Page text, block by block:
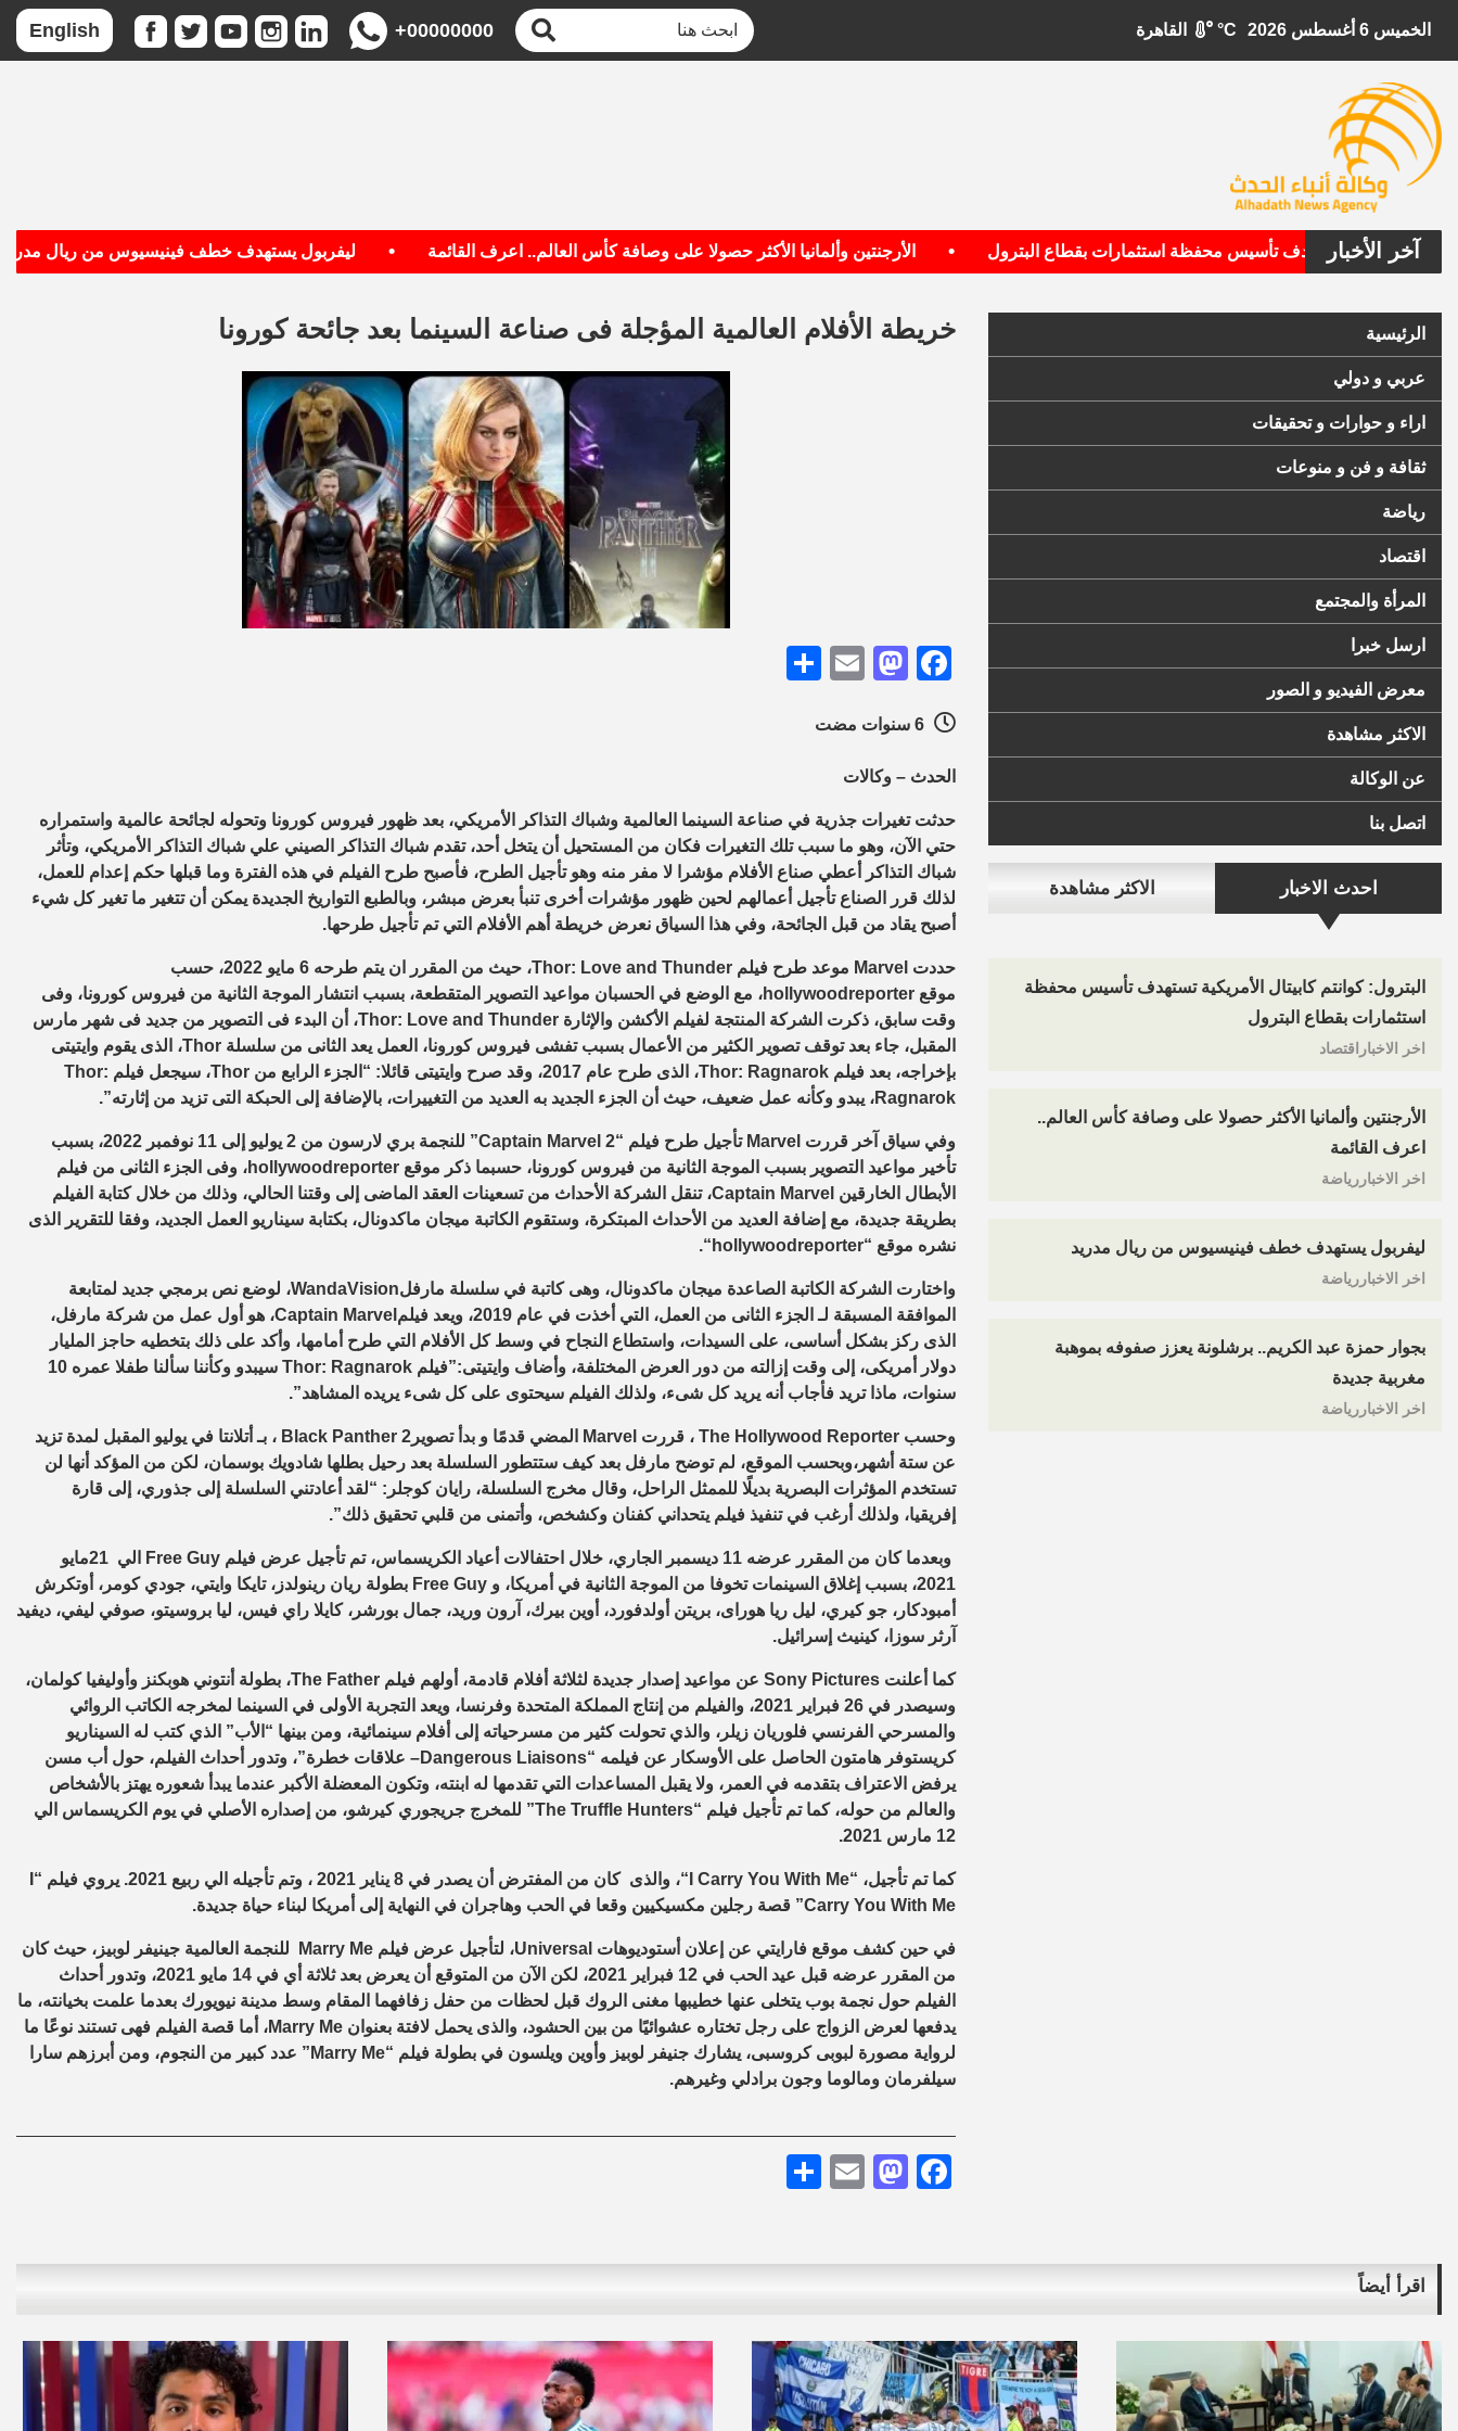
الخميس 6 أغسطس 2026 °C
+00000000
English
آخر الأخبار
الأمريكية تستهدف تأسيس محفظة استثمارات بقطاع البترول • الأرجنتين وألمانيا الأكثر حصولا على وصافة كأس العالم.. اعرف القائمة • ليفربول يستهدف خطف فينيسيوس من ريال مدريد
الرئيسية
عربي و دولي
اراء و حوارات و تحقيقات
ثقافة و فن و منوعات
رياضة
اقتصاد
المرأة والمجتمع
ارسل خبرا
معرض الفيديو و الصور
الاكثر مشاهدة
عن الوكالة
اتصل بنا
احدث الاخبار الاكثر مشاهدة
البترول: كوانتم كابيتال الأمريكية تستهدف تأسيس محفظة
استثمارات بقطاع البترول
اخر الاخباراقتصاد
الأرجنتين وألمانيا الأكثر حصولا على وصافة كأس العالم..
اعرف القائمة
اخر الاخباررياضة
ليفربول يستهدف خطف فينيسيوس من ريال مدريد
اخر الاخباررياضة
بجوار حمزة عبد الكريم.. برشلونة يعزز صفوفه بموهبة
مغربية جديدة
اخر الاخباررياضة
خريطة الأفلام العالمية المؤجلة فى صناعة السينما بعد جائحة كورونا
Facebook
Mastodon
Email
الحدث – وكالات
حدثت تغيرات جذرية في صناعة السينما العالمية وشباك التذاكر الأمريكي، بعد ظهور فيروس كورونا وتحوله لجائحة عالمية واستمراره
حتي الآن، وهو ما سبب تلك التغيرات فكان من المستحيل أن يتخل أحد، تقدم شباك التذاكر الصيني علي شباك التذاكر الأمريكي، وتأثر
شباك التذاكر أعطي صناع الأفلام مؤشرا لا مفر منه وهو تأجيل الطرح، فأصبح طرح الفيلم في هذه الفترة وما قبلها حكم إعدام للعمل،
لذلك قرر الصناع تأجيل أعمالهم لحين ظهور مؤشرات أخرى تنبأ بعرض مبشر، وبالطبع التواريخ الجديدة يمكن أن تتغير ما تغير كل شيء
أصبح يقاد من قبل الجائحة، وفي هذا السياق نعرض خريطة أهم الأفلام التي تم تأجيل طرحها.
حددت Marvel موعد طرح فيلم Thor: Love and Thunder
، حيث من المقرر ان يتم طرحه 6 مايو 2022، حسب
موقع hollywoodreporter، مع الوضع في الحسبان مواعيد التصوير المتقطعة، بسبب انتشار الموجة الثانية من فيروس كورونا، وفى
وقت سابق، ذكرت الشركة المنتجة لفيلم الأكشن والإثارة Thor: Love and Thunder، أن البدء فى التصوير من جديد فى شهر مارس
المقبل، جاء بعد توقف تصوير الكثير من الأعمال بسبب تفشى فيروس كورونا، العمل يعد الثانى من سلسلة Thor، الذى يقوم وايتيتى
بإخراجه، بعد فيلم Thor: Ragnarok، الذى طرح عام 2017، وقد صرح وايتيتى قائلا: “الجزء الرابع من Thor، سيجعل فيلم Thor:
Ragnarok، يبدو وكأنه عمل ضعيف، حيث أن الجزء الجديد به العديد من التغييرات، بالإضافة إلى الحبكة التى تزيد من إثارته”.
وفي سياق آخر قررت Marvel تأجيل طرح فيلم “Captain Marvel 2
” للنجمة بري لارسون من 2 يوليو إلى 11 نوفمبر 2022، بسبب
تأخير مواعيد التصوير بسبب الموجة الثانية من فيروس كورونا، حسبما ذكر موقع hollywoodreporter، وفى الجزء الثانى من فيلم
الأبطال الخارقين Captain Marvel، تنقل الشركة الأحداث من تسعينات العقد الماضى إلى وقتنا الحالي، وذلك من خلال كتابة الفيلم
بطريقة جديدة، مع إضافة العديد من الأحداث المبتكرة، وستقوم الكاتبة ميجان ماكدونال، بكتابة سيناريو العمل الجديد، وفقا للتقرير الذى
نشره موقع “hollywoodreporter
“.
واختارت الشركة الكاتبة الصاعدة ميجان ماكدونال، وهى كاتبة في سلسلة مارفلWandaVision، لوضع نص برمجي جديد لمتابعة
الموافقة المسبقة لـ الجزء الثانى من العمل، التي أخذت في عام 2019، ويعد فيلم
Captain Marvel، هو أول عمل من شركة مارفل،
الذى ركز بشكل أساسى، على السيدات، واستطاع النجاح في وسط كل الأفلام التي طرح أمامها، وأكد على ذلك بتخطيه حاجز المليار
دولار أمريكى، إلى وقت إزالته من دور العرض المختلفة، وأضاف وايتيتى:”فيلم Thor: Ragnarok
سيبدو وكأننا سألنا طفلا عمره 10
سنوات، ماذا تريد فأجاب أنه يريد كل شىء، ولذلك الفيلم سيحتوى على كل شىء يريده المشاهد”.
وحسب The Hollywood Reporter ، قررت Marvel المضي قدمًا و بدأ تصوير Black Panther 2 ، بـ أتلانتا في يوليو المقبل لمدة تزيد
عن ستة أشهر،وبحسب الموقع، لم توضح مارفل بعد كيف ستتطور السلسلة بعد رحيل بطلها شادويك بوسمان، لكن من المؤكد أنها لن
تستخدم المؤثرات البصرية بديلًا للممثل الراحل، وقال مخرج السلسلة، رايان كوجلر: “لقد أعادتني السلسلة إلى جذوري، إلى قارة
إفريقيا، ولذلك أرغب في تنفيذ فيلم يتحداني كفنان وكشخص، وأتمنى من قلبي تحقيق ذلك”.
وبعدما كان من المقرر عرضه 11 ديسمبر الجاري، خلال احتفالات أعياد الكريسماس، تم تأجيل عرض فيلم Free Guy
الي 21مايو
2021، بسبب إغلاق السينمات تخوفا من الموجة الثانية في أمريكا، و
Free Guy بطولة ريان رينولدز، تايكا وايتي، جودي كومر، أوتكرش
أمبودكار، جو كيري، ليل ريا هوراى، بريتن أولدفورد، أوين بيرك، آرون وريد، جمال بورشر، كايلا راي فيس، ليا بروسيتو، صوفي ليفي، ديفيد
آرثر سوزا، كينيث إسرائيل.
كما أعلنت Sony Pictures عن مواعيد إصدار جديدة لثلاثة أفلام قادمة، أولهم فيلم The Father، بطولة أنتوني هوبكنز وأوليفيا كولمان،
وسيصدر في 26 فبراير 2021، والفيلم من إنتاج المملكة المتحدة وفرنسا، ويعد التجربة الأولى في السينما لمخرجه الكاتب الروائي
والمسرحي الفرنسي فلوريان زيلر، والذي تحولت كثير من مسرحياته إلى أفلام سينمائية، ومن بينها “الأب” الذي كتب له السيناريو
كريستوفر هامتون الحاصل على الأوسكار عن فيلمه “Dangerous Liaisons– علاقات خطرة”، وتدور أحداث الفيلم، حول أب مسن
يرفض الاعتراف بتقدمه في العمر، ولا يقبل المساعدات التي تقدمها له ابنته، وتكون المعضلة الأكبر عندما يبدأ شعوره يهتز بالأشخاص
والعالم من حوله، كما تم تأجيل فيلم “The Truffle Hunters” للمخرج جريجوري كيرشو، من إصداره الأصلي في يوم الكريسماس الي
12 مارس 2021.
كما تم تأجيل، “I Carry You With Me “، والذى كان من المفترض أن يصدر في 8 يناير 2021 ، وتم تأجيله الي ربيع 2021. يروي فيلم “
Carry You With Me” قصة رجلين مكسيكيين وقعا في الحب وهاجران في النهاية إلى أمريكا لبناء حياة جديدة.
في حين كشف موقع فارايتي عن إعلان أستوديوهات Universal، لتأجيل عرض فيلم Marry Me
للنجمة العالمية جينيفر لوبيز، حيث كان
من المقرر عرضه قبل عيد الحب في 12 فبراير 2021، لكن الآن من المتوقع أن يعرض بعد ثلاثة أي في 14 مايو 2021، وتدور أحداث
الفيلم حول نجمة بوب يتخلى عنها خطيبها مغنى الروك قبل لحظات من حفل زفافهما المقام وسط مدينة نيويورك بعدما علمت بخيانته، ما
يدفعها لعرض الزواج على رجل تختاره عشوائيًا من بين الحشود، والذى يحمل لافتة بعنوان Marry Me، أما قصة الفيلم فهى تستند نوعًا ما
لرواية مصورة لبوبى كروسبى، يشارك جنيفر لوبيز وأوين ويلسون في بطولة فيلم “Marry Me ” عدد كبير من النجوم، ومن أبرزهم سارا
سيلفرمان ومالوما وجون برادلي وغيرهم.
Facebook
Mastodon
Email
اقرأ أيضاً